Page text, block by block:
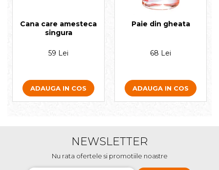
Cana care amesteca
singura
59 Lei
ADAUGA IN COS
Paie din gheata
68 Lei
ADAUGA IN COS
NEWSLETTER
Nu rata ofertele si promotiile noastre